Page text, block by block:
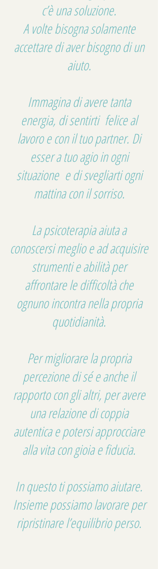
c’è una soluzione.
A volte bisogna solamente
accettare di aver bisogno di un
aiuto.
Immagina di avere tanta
energia, di sentirti felice al
lavoro e con il tuo partner. Di
esser a tuo agio in ogni
situazione e di svegliarti ogni
mattina con il sorriso.
La psicoterapia aiuta a
conoscersi meglio e ad acquisire
strumenti e abilità per
affrontare le difficoltà che
ognuno incontra nella propria
quotidianità.
Per migliorare la propria
percezione di sé e anche il
rapporto con gli altri, per avere
una relazione di coppia
autentica e potersi approcciare
alla vita con gioia e fiducia.
In questo ti possiamo aiutare.
Insieme possiamo lavorare per
ripristinare l’equilibrio perso.